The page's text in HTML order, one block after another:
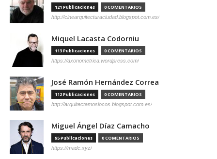
121 Publicaciones 0 COMENTARIOS
http://cinearquitecturaciudad.blogspot.com.es/
Miquel Lacasta Codorniu
113 Publicaciones 0 COMENTARIOS
https://axonometrica.wordpress.com/
José Ramón Hernández Correa
112 Publicaciones 0 COMENTARIOS
http://arquitectamoslocos.blogspot.com.es/
Miguel Ángel Díaz Camacho
95 Publicaciones 0 COMENTARIOS
https://madc.xyz/